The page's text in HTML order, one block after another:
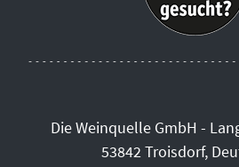
Die Weinquelle GmbH -
53842 Troisdorf,